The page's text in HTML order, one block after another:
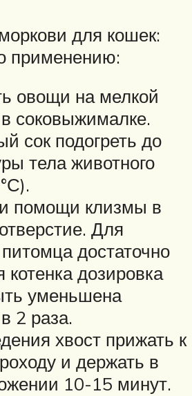
для кошек:
применению:
овощи на мелкой
соковыжималке.
сок подогреть до
тела животного
помощи клизмы в
Для
достаточно
дозировка
уменьшена
2 раза.
хвост прижать к
и держать в
10-15 минут.